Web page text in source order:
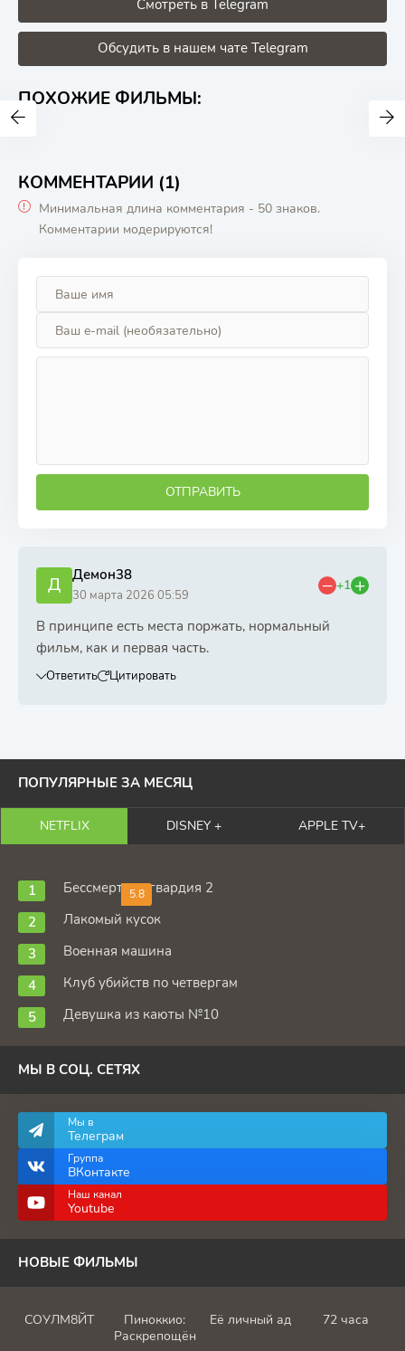
Смотреть в Telegram
Обсудить в нашем чате Telegram
ПОХОЖИЕ ФИЛЬМЫ:
КОММЕНТАРИИ (1)
Минимальная длина комментария - 50 знаков.
Комментарии модерируются!
ОТПРАВИТЬ
Д Демон38
30 марта 2026 05:59
+1
В принципе есть места поржать, нормальный
фильм, как и первая часть.
Ответить Цитировать
ПОПУЛЯРНЫЕ ЗА МЕСЯЦ
NETFLIX DISNEY + APPLE TV+
5.8
Бессмертная гвардия 2
Лакомый кусок
Военная машина
Клуб убийств по четвергам
Девушка из каюты №10
МЫ В СОЦ. СЕТЯХ
Мы в
Телеграм
Группа
ВКонтакте
Наш канал
Youtube
НОВЫЕ ФИЛЬМЫ
СОУЛМ8ЙТ
Пиноккио:
Раскрепощённый
Её личный ад 72 часа